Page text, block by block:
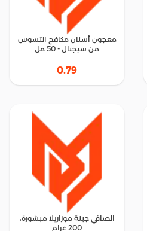
معجون أسنان مكافح التسوس
من سيجنال - 50 مل
0.79
الصافي جبنة موزاريلا مبشورة،
200 غرام